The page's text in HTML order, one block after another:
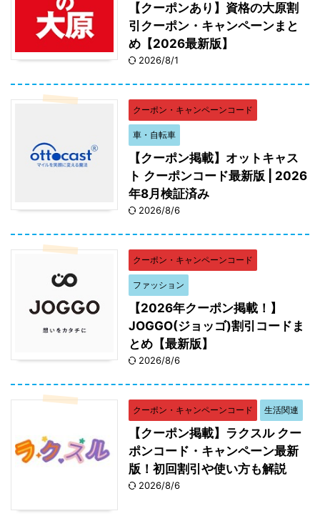
【クーポンあり】資格の大原割
引クーポン・キャンペーンまと
め【2026最新版】
2026/8/1
クーポン・キャンペーンコード
車・自転車
【クーポン掲載】オットキャス
ト クーポンコード最新版 | 2026
年8月検証済み
2026/8/6
クーポン・キャンペーンコード
ファッション
【2026年クーポン掲載！】
JOGGO(ジョッゴ)割引コードま
とめ【最新版】
2026/8/6
クーポン・キャンペーンコード 生活関連
【クーポン掲載】ラクスル クー
ポンコード・キャンペーン最新
版！初回割引や使い方も解説
2026/8/6